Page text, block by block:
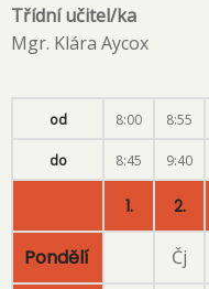
Třídní učitel/ka
Mgr. Klára Aycox
od 8:00 8:55
do 8:45 9:40
1. 2.
Pondělí Čj